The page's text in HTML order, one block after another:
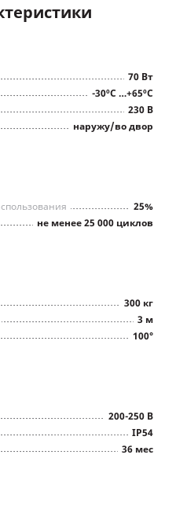
70 Вт
-30ºС …+65ºС
230 В
наружу/во двор
25%
не менее 25 000 циклов
300 кг
3 м
100°
200-250 В
IP54
36 мес